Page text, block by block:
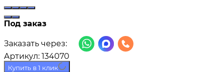
Под заказ
Заказать через:
Артикул: 134070
Купить в 1 клик